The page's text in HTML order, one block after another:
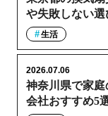
や失敗しない
生活
神奈川県で家
会社おすすめ5
2026.07.06